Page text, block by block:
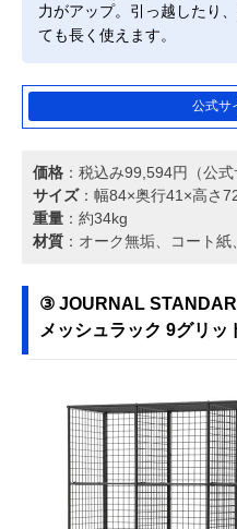
力がアップ。引っ越したり
ても長く使えます。
公式サ
価格 ：税込み99,594円（公式
サイズ：幅84×奥行41×高さ
重量 ：約34kg
材質 ：オーク無垢、コート
③ JOURNAL
メッシュラック 9グリッ